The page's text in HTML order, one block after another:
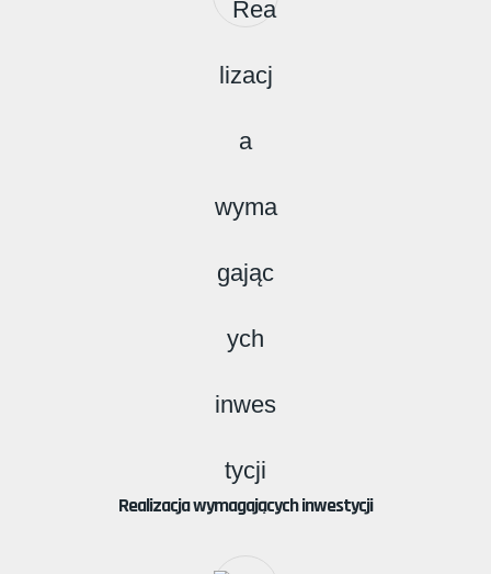
Realizacja wymagających inwestycji